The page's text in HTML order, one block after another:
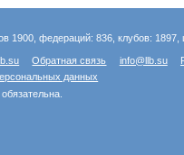
1900, федераций: 836, клубов:
Обратная связь info@llb.su
данных